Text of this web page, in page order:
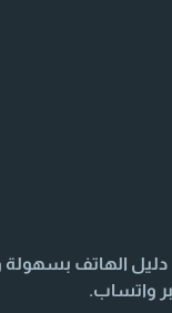
دليل الهاتف
واتساب.